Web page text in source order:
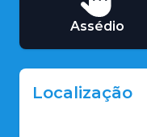
Assédio
Localização